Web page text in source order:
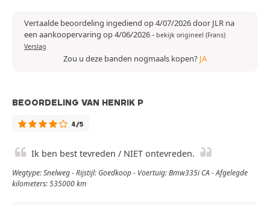
Vertaalde beoordeling ingediend op 4/07/2026 door JLR na
een aankoopervaring op 4/06/2026- bekijk origineel (Frans)
Verslag
Zou u deze banden nogmaals kopen? JA
BEOORDELING VAN HENRIK P
4/5
Ik ben best tevreden / NIET ontevreden.
Wegtype: Snelweg - Rijstijl: Goedkoop - Voertuig: Bmw335i CA - Afgelegde
kilometers: 535000 km